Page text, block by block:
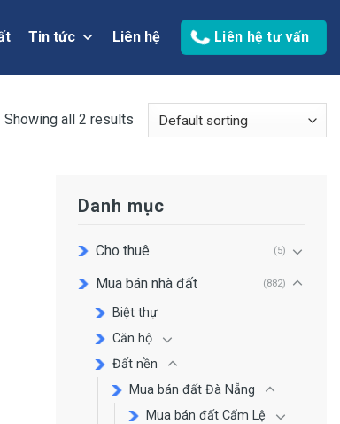
Tin tức Liên hệ Liên hệ tư vấn
Showing all 2 results
Danh mục
Cho thuê (5)
Mua bán nhà đất (882)
Biệt thự
Căn hộ
Đất nền
Mua bán đất Đà Nẵng
Mua bán đất Cẩm Lệ